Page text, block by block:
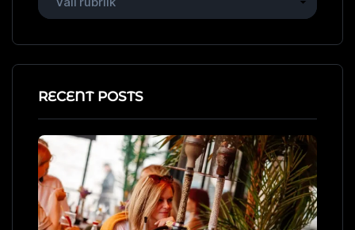
RECENT POSTS